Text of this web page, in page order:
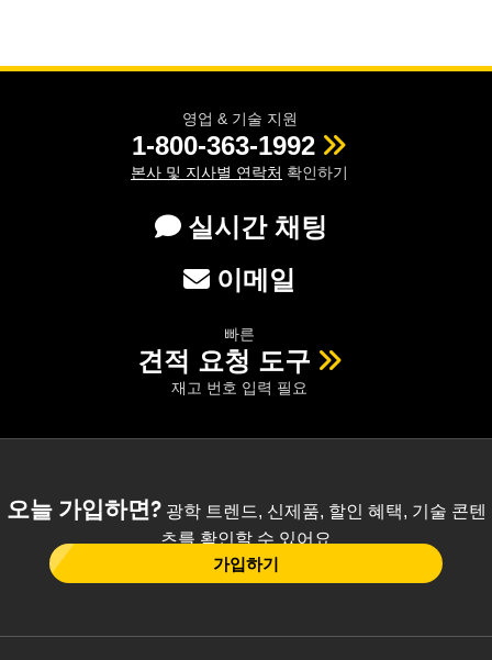
영업 & 기술 지원
1-800-363-1992
본사 및 지사별 연락처 확인하기
실시간 채팅
이메일
빠른
견적 요청 도구
재고 번호 입력 필요
오늘 가입하면?광학 트렌드, 신제품, 할인 혜택, 기술 콘텐
츠를 확인할 수 있어요
가입하기